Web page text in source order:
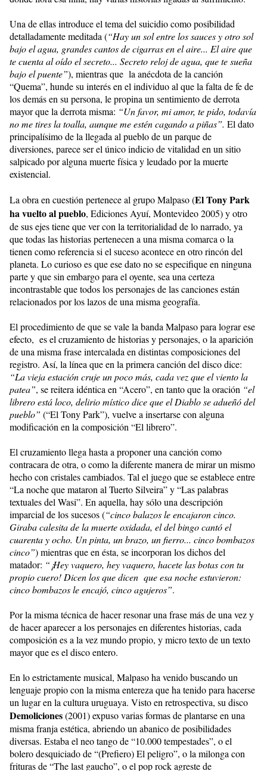
Una de ellas introduce el tema del suicidio como posibilidad
detalladamente meditada (“Hay un sol entre los sauces y otro sol
bajo el agua, grandes cantos de cigarras en el aire... El aire que
te cuenta al oído el secreto... Secreto reloj de agua, que te sueña
bajo el puente”), mientras que la anécdota de la canción
“Quema”, hunde su interés en el individuo al que la falta de fe de
los demás en su persona, le propina un sentimiento de derrota
mayor que la derrota misma: “Un favor, mi amor, te pido, todavía
no me tires la toalla, aunque me estén cagando a piñas”. El dato
principalísimo de la llegada al pueblo de un parque de
diversiones, parece ser el único indicio de vitalidad en un sitio
salpicado por alguna muerte física y leudado por la muerte
existencial.
La obra en cuestión pertenece al grupo Malpaso (El Tony Park
ha vuelto al pueblo, Ediciones Ayuí, Montevideo 2005) y otro
de sus ejes tiene que ver con la territorialidad de lo narrado, ya
que todas las historias pertenecen a una misma comarca o la
tienen como referencia si el suceso acontece en otro rincón del
planeta. Lo curioso es que ese dato no se especifique en ninguna
parte y que sin embargo para el oyente, sea una certeza
incontrastable que todos los personajes de las canciones están
relacionados por los lazos de una misma geografía.
El procedimiento de que se vale la banda Malpaso para lograr ese
efecto, es el cruzamiento de historias y personajes, o la aparición
de una misma frase intercalada en distintas composiciones del
registro. Así, la línea que en la primera canción del disco dice:
“La vieja estación cruje un poco más, cada vez que el viento la
patea”, se reitera idéntica en “Acero”, en tanto que la oración “el
librero está loco, delirio místico dice que el Diablo se adueñó del
pueblo” (“El Tony Park”), vuelve a insertarse con alguna
modificación en la composición “El librero”.
El cruzamiento llega hasta a proponer una canción como
contracara de otra, o como la diferente manera de mirar un mismo
hecho con cristales cambiados. Tal el juego que se establece entre
“La noche que mataron al Tuerto Silveira” y “Las palabras
textuales del Wasi”. En aquella, hay sólo una descripción
imparcial de los sucesos (“cinco balazos le encajaron cinco.
Giraba calesita de la muerte oxidada, el del bingo cantó el
cuarenta y ocho. Un pinta, un brazo, un fierro... cinco bombazos
cinco”) mientras que en ésta, se incorporan los dichos del
matador: “¡Hey vaquero, hey vaquero, hacete las botas con tu
propio cuero! Dicen los que dicen que esa noche estuvieron:
cinco bombazos le encajó, cinco agujeros”.
Por la misma técnica de hacer resonar una frase más de una vez y
de hacer aparecer a los personajes en diferentes historias, cada
composición es a la vez mundo propio, y micro texto de un texto
mayor que es el disco entero.
En lo estrictamente musical, Malpaso ha venido buscando un
lenguaje propio con la misma entereza que ha tenido para hacerse
un lugar en la cultura uruguaya. Visto en retrospectiva, su disco
Demoliciones(2001) expuso varias formas de plantarse en una
misma franja estética, abriendo un abanico de posibilidades
diversas. Estaba el neo tango de “10.000 tempestades”, o el
bolero desquiciado de “(Prefiero) El peligro”, o la milonga con
frituras de “The last gaucho”, o el pop rock agreste de